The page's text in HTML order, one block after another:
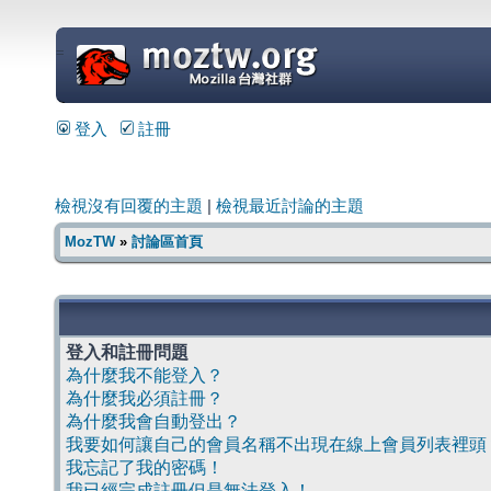
=
登入 註冊
檢視沒有回覆的主題 檢視最近討論的主題
MozTW» 討論區首頁
登入和註冊問題
為什麼我不能登入？
為什麼我必須註冊？
為什麼我會自動登出？
我要如何讓自己的會員名稱不出現在線上會員列表裡頭
我忘記了我的密碼！